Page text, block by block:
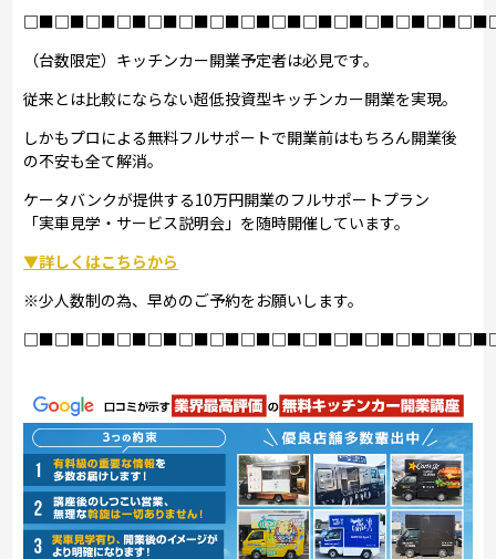
（台数限定）キッチンカー開業予定者は必見です。
従来とは比較にならない超低投資型キッチンカー開業を実現。
しかもプロによる無料フルサポートで開業前はもちろん開業後
の不安も全て解消。
ケータバンクが提供する10万円開業のフルサポートプラン
「実車見学・サービス説明会」を随時開催しています。
▼詳しくはこちらから
※少人数制の為、早めのご予約をお願いします。